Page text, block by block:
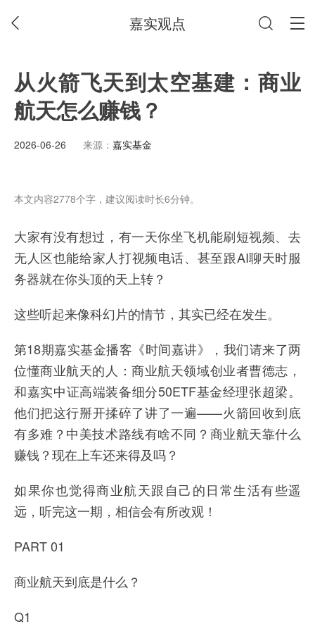
嘉实观点
从火箭飞天到太空基建：商业
航天怎么赚钱？
2026-06-26 来源： 嘉实基金
本文内容2778个字，建议阅读时长6分钟。
大家有没有想过，有一天你坐飞机能刷短视频、去
无人区也能给家人打视频电话、甚至跟AI聊天时服
务器就在你头顶的天上转？
这些听起来像科幻片的情节，其实已经在发生。
第18期嘉实基金播客《时间嘉讲》，我们请来了两
位懂商业航天的人：商业航天领域创业者曹德志，
和嘉实中证高端装备细分50ETF基金经理张超梁。
他们把这行掰开揉碎了讲了一遍——火箭回收到底
有多难？中美技术路线有啥不同？商业航天靠什么
赚钱？现在上车还来得及吗？
如果你也觉得商业航天跟自己的日常生活有些遥
远，听完这一期，相信会有所改观！
PART 01
商业航天到底是什么？
Q1